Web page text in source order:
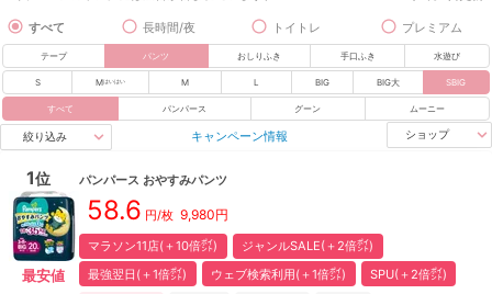
すべて 長時間/夜 トイトレ プレミアム
テープ パンツ おしりふき 手口ふき 水遊び
S Mはいはい M L BIG BIG大 SBIG
すべて パンパース グーン ムーニー
絞り込み キャンペーン情報 ショップ
1位
最安値
パンパース おやすみパンツ
58.6 円/枚 9,980円
マラソン11店(＋10倍㌽)
ジャンルSALE(＋2倍㌽)
最強翌日(＋1倍㌽)
ウェブ検索利用(＋1倍㌽) SPU(＋2倍㌽)